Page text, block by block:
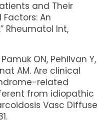
and Their
An
Rheumatol Int,
ON, Pehlivan Y,
AM. Are clinical
related
from idiopathic
Vasc Diffuse